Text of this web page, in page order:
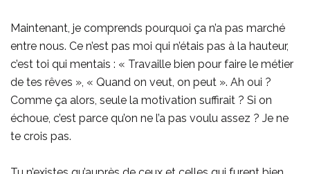
Maintenant, je comprends pourquoi ça n’a pas marché
entre nous. Ce n’est pas moi qui n’étais pas à la hauteur,
c’est toi qui mentais : « Travaille bien pour faire le métier
de tes rêves », « Quand on veut, on peut ». Ah oui ?
Comme ça alors, seule la motivation suffirait ? Si on
échoue, c’est parce qu’on ne l’a pas voulu assez ? Je ne
te crois pas.